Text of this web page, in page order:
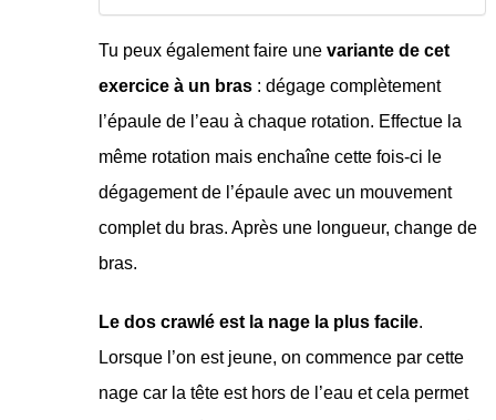
Tu peux également faire une variante de cet
exercice à un bras: dégage complètement
l’épaule de l’eau à chaque rotation. Effectue la
même rotation mais enchaîne cette fois-ci le
dégagement de l’épaule avec un mouvement
complet du bras. Après une longueur, change de
bras.
Le dos crawlé est la nage la plus facile.
Lorsque l’on est jeune, on commence par cette
nage car la tête est hors de l’eau et cela permet